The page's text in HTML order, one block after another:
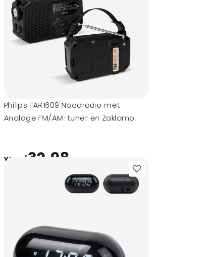
Philips TAR1609 Noodradio met
Analoge FM/AM-tuner en Zaklamp
vanaf32,98